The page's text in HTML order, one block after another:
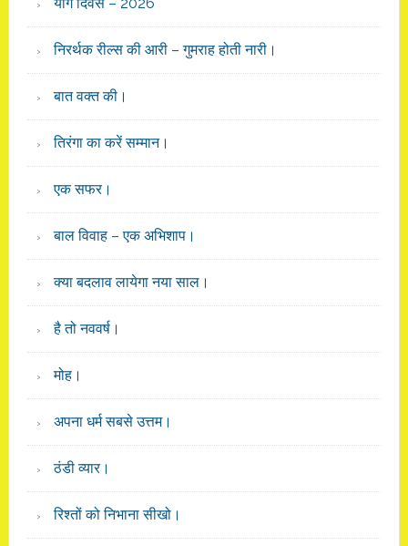
योग दिवस – 2026
निरर्थक रील्स की आरी – गुमराह होती नारी।
बात वक्त की।
तिरंगा का करें सम्मान।
एक सफर।
बाल विवाह – एक अभिशाप।
क्या बदलाव लायेगा नया साल।
है तो नववर्ष।
मोह।
अपना धर्म सबसे उत्तम।
ठंडी व्यार।
रिश्तों को निभाना सीखो।